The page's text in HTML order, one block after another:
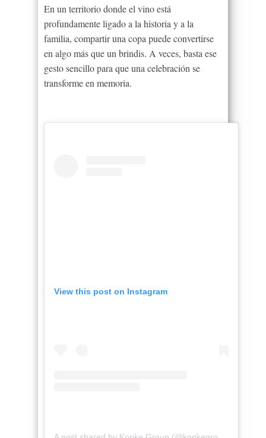
En un territorio donde el vino está
profundamente ligado a la historia y a la
familia, compartir una copa puede convertirse
en algo más que un brindis. A veces, basta ese
gesto sencillo para que una celebración se
transforme en memoria.
View this post on Instagram